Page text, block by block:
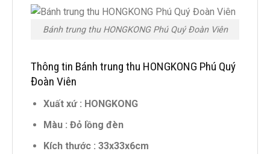
Bánh trung thu HONGKONG Phú Quý Đoàn Viên
Thông tin Bánh trung thu HONGKONG Phú Quý
Đoàn Viên
Xuất xứ : HONGKONG
Màu : Đỏ lồng đèn
Kích thước : 33x33x6cm